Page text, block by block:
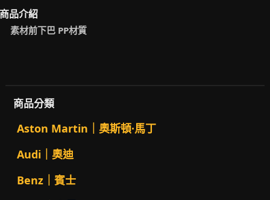
品介紹
素材前下巴 PP材質
商品分類
Aston Martin｜奧斯頓·馬丁
Audi｜奧迪
Benz｜賓士